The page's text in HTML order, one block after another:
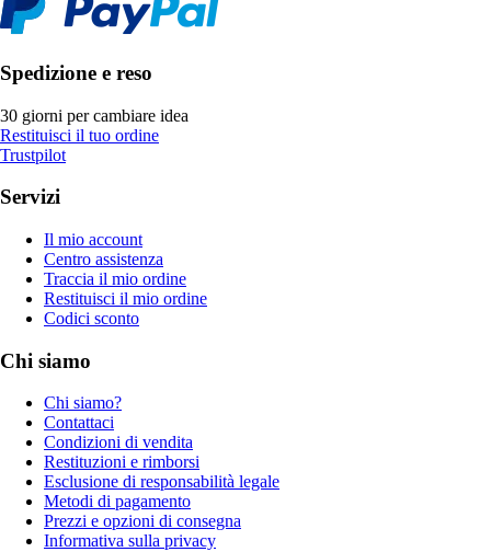
Spedizione e reso
30 giorni per cambiare idea
Restituisci il tuo ordine
Trustpilot
Servizi
Il mio account
Centro assistenza
Traccia il mio ordine
Restituisci il mio ordine
Codici sconto
Chi siamo
Chi siamo?
Contattaci
Condizioni di vendita
Restituzioni e rimborsi
Esclusione di responsabilità legale
Metodi di pagamento
Prezzi e opzioni di consegna
Informativa sulla privacy